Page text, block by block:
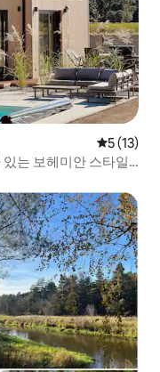
평점 5점
5 (13)
는 보헤미안 스타일